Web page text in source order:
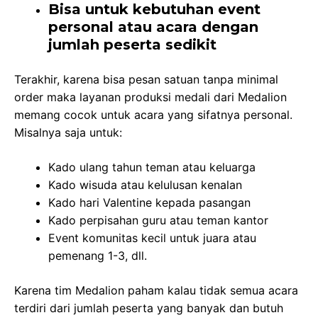
Bisa untuk kebutuhan event
personal atau acara dengan
jumlah peserta sedikit
Terakhir, karena bisa pesan satuan tanpa minimal
order maka layanan produksi medali dari Medalion
memang cocok untuk acara yang sifatnya personal.
Misalnya saja untuk:
Kado ulang tahun teman atau keluarga
Kado wisuda atau kelulusan kenalan
Kado hari Valentine kepada pasangan
Kado perpisahan guru atau teman kantor
Event komunitas kecil untuk juara atau
pemenang 1-3, dll.
Karena tim Medalion paham kalau tidak semua acara
terdiri dari jumlah peserta yang banyak dan butuh